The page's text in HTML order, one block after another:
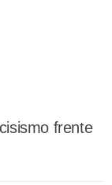
frente